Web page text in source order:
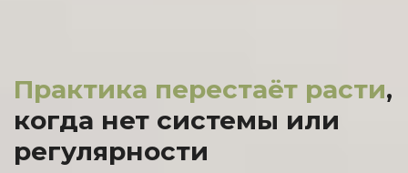
Практика перестаёт расти,
когда нет системы или
регулярности